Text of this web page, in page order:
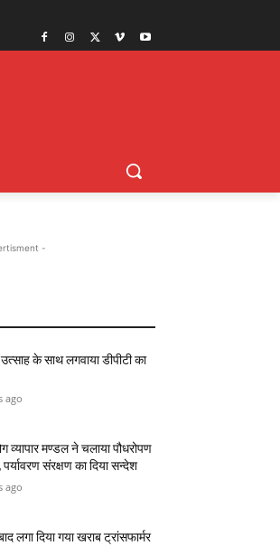
-
के साथ लगवाया डीपीटी का
ago
व्यापार मण्डल ने चलाया पौधरोपण
संरक्षण का दिया सन्देश
ago
लगा दिया गया खराब ट्रांसफार्मर